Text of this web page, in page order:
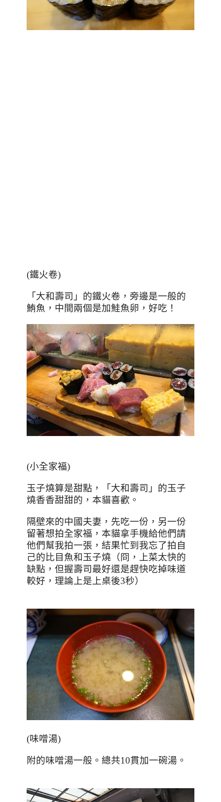
(鐵火卷)
「大和壽司」的鐵火卷，旁邊是一般的
鮪魚，中間兩個是加鮭魚卵，好吃！
(小全家福)
玉子燒算是甜點，「大和壽司」的玉子
燒香香甜甜的，本貓喜歡。
隔壁來的中國夫妻，先吃一份，另一份
留著想拍全家福，本貓拿手機給他們請
他們幫我拍一張，結果忙到我忘了拍自
己的比目魚和玉子燒（冏，上菜太快的
缺點，但握壽司最好還是趕快吃掉味道
較好，理論上是上桌後3秒）
(味噌湯)
附的味噌湯一般。總共10貫加一碗湯。